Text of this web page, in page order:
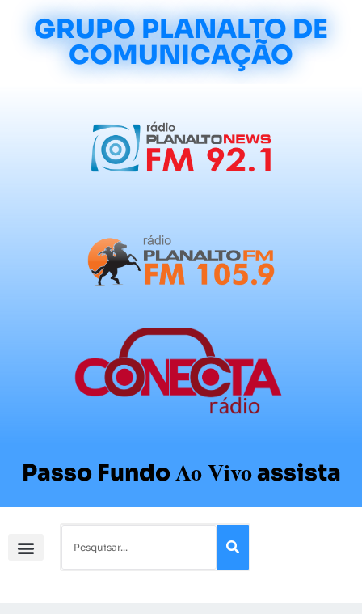
GRUPO PLANALTO DE
COMUNICAÇÃO
Passo FundoAo Vivoassista